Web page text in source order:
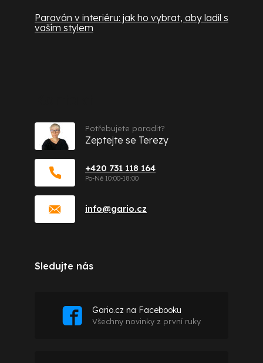
Paraván v interiéru: jak ho vybrat, aby ladil s
vaším stylem
info@gario.cz
+420 731 118 164
Potřebujete poradit?
Zeptejte se Terezy
Sledujte nás
Gario.cz na Facebooku
Všechny novinky z první ruky